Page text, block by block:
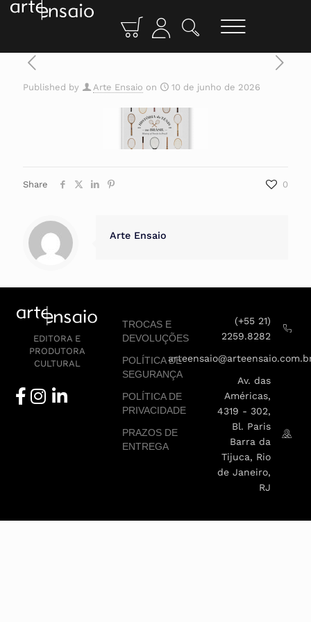
Published by Arte Ensaio on 10 de junho de 2026
Share 0
Arte Ensaio
EDITORA E
PRODUTORA
CULTURAL
TROCAS E
DEVOLUÇÕES
POLÍTICA DE
SEGURANÇA
POLÍTICA DE
PRIVACIDADE
PRAZOS DE
ENTREGA
(+55 21)
2259.8282
Av. das
Américas,
4319 - 302,
Bl. Paris
Barra da
Tijuca, Rio
de Janeiro,
RJ